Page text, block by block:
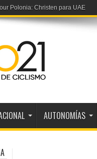
Polonia: Christen para UAE
AUTONOMÍAS